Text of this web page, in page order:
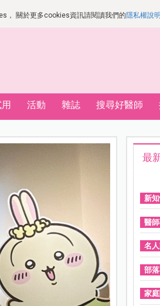
， 關於更多cookies資訊請閱讀我們的隱私權說明
活動 雜誌 搜尋好醫師
最
新
醫
名
部
家